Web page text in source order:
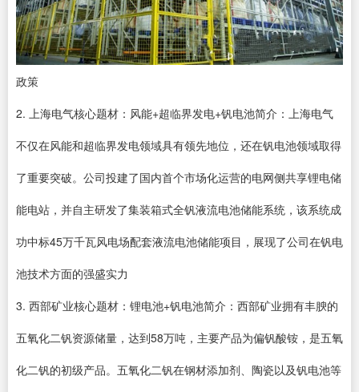
政策
2. 上海电气核心题材：风能+超临界发电+钒电池简介：上海电气
不仅在风能和超临界发电领域具有领先地位，还在钒电池领域取得
了重要突破。公司投建了国内首个市场化运营的电网侧共享锂电储
能电站，并自主研发了集装箱式全钒液流电池储能系统，该系统成
功中标45万千瓦风电场配套液流电池储能项目，展现了公司在钒电
池技术方面的强盛实力
3. 西部矿业核心题材：锂电池+钒电池简介：西部矿业拥有丰腴的
五氧化二钒资源储量，达到58万吨，主要产品为偏钒酸铵，是五氧
化二钒的初级产品。五氧化二钒在钢材添加剂、陶瓷以及钒电池等